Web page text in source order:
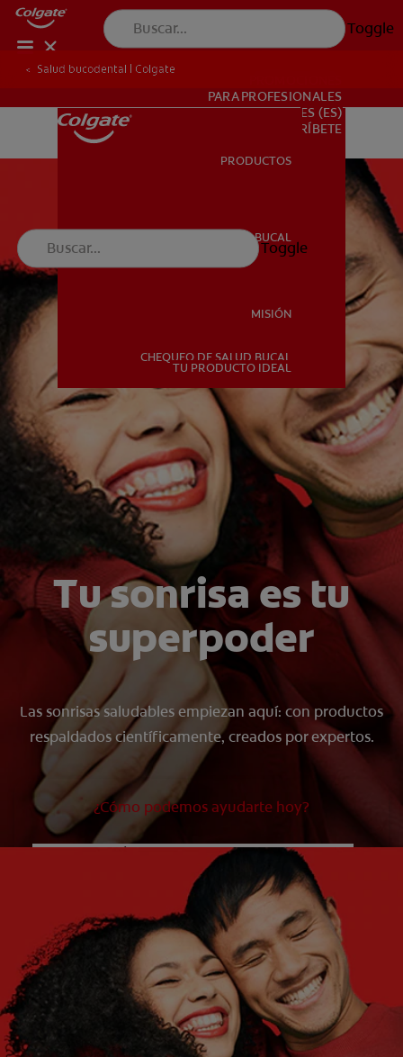
Toggle
SALUD BUCAL
MISIÓN
CHEQUEO DE SALUD BUCAL
TU PRODUCTO IDEAL
PROMOCIONES
PARA PROFESIONALES
ES (ES)
SUSCRÍBETE
PARA PROFESIONALES
ES (ES)
SUSCRÍBETE
PRODUCTOS
SALUD BUCAL
MISIÓN
CHEQUEO DE SALUD BUCAL
TU PRODUCTO IDEAL
Toggle
Salud bucodental | Colgate
Tu sonrisa es tu
superpoder
Las sonrisas saludables empiezan aquí: con productos
respaldados científicamente, creados por expertos.
¿Cómo podemos ayudarte hoy?
¿QUÉ ES LO QUE NECESITAS?
¿CUÁLES SON TUS OBJETIVOS?
Elige una opción